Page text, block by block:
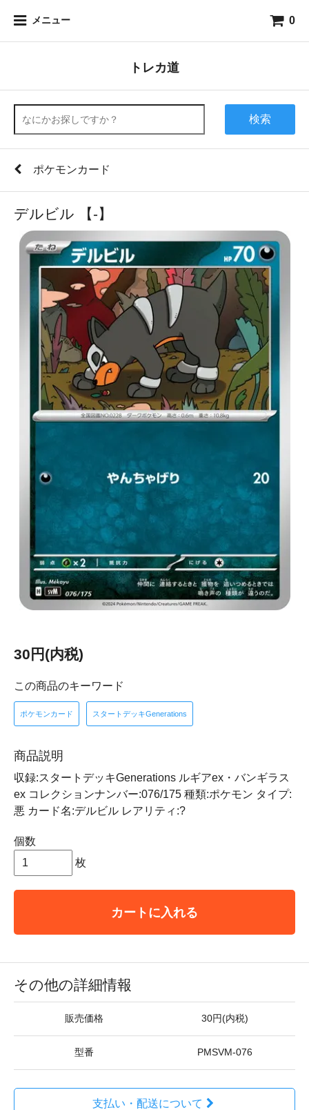
メニュー 0
トレカ道
検索
ポケモンカード
デルビル 【-】
30円(内税)
この商品のキーワード
ポケモンカード スタートデッキGenerations
商品説明
収録:スタートデッキGenerations ルギアex・バンギラス
ex コレクションナンバー:076/175 種類:ポケモン タイプ:
悪 カード名:デルビル レアリティ:?
個数
枚
カートに入れる
その他の詳細情報
販売価格 30円(内税)
型番 PMSVM-076
支払い・配送について